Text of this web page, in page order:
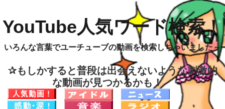
YouTube人気ワード検索！
いろんな言葉でユーチューブの動画を検索しちゃいました～
✰もしかすると普段は出会えないような刺激的
な動画が見つかるかも！